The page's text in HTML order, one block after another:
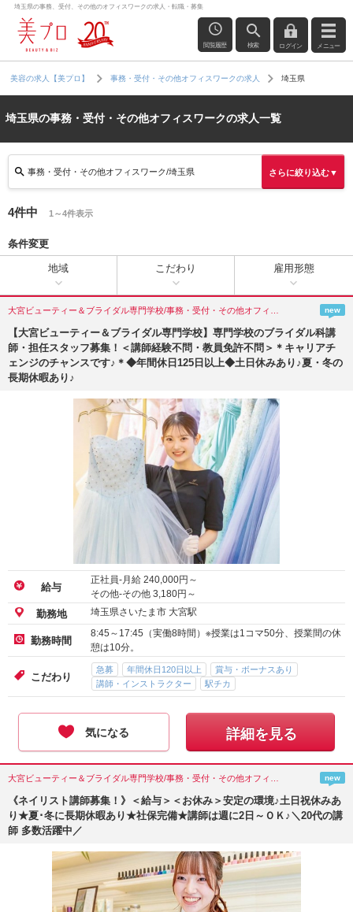
埼玉県の事務、受付、その他のオフィスワークの求人・転職・募集
閲覧履歴 検索 ログイン メニュー
美容の求人【美プロ】 事務・受付・その他オフィスワークの求人 埼玉県
埼玉県の事務・受付・その他オフィスワークの求人一覧
事務・受付・その他オフィスワーク/埼玉県 さらに絞り込む▼
4件中 1～4件表示
条件変更
地域 こだわり 雇用形態
new
【大宮ビューティー＆ブライダル専門学校】専門学校のブライダル科講
師・担任スタッフ募集！＜講師経験不問・教員免許不問＞＊キャリアチ
ェンジのチャンスです♪＊◆年間休日125日以上◆土日休みあり♪夏・冬の
長期休暇あり♪
給与
正社員-月給 240,000円～
その他-その他 3,180円～
勤務地 埼玉県さいたま市 大宮駅
勤務時間
8:45～17:45（実働8時間）※授業は1コマ50分、授業間の休
憩は10分。
こだわり
急募 年間休日120日以上
賞与・ボーナスあり
講師・インストラクター
駅チカ
気になる 詳細を見る
new
《ネイリスト講師募集！》＜給与＞＜お休み＞安定の環境♪土日祝休みあ
り★夏･冬に長期休暇あり★社保完備★講師は週に2日～ＯＫ♪＼20代の講
師 多数活躍中／